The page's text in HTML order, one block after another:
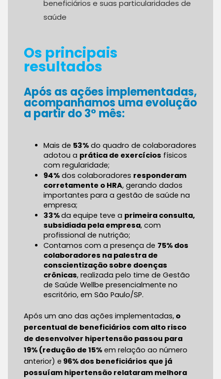
beneficiários e suas particularidades de
saúde
Os principais
resultados
Após as ações implementadas,
acompanhamos uma evolução
a partir do 3° mês:
Mais de 53% do quadro de colaboradores
adotou a prática de exercícios físicos
com regularidade;
94% dos colaboradores responderam
corretamente o HRA, gerando dados
importantes para a gestão de saúde na
empresa;
33% da equipe teve a primeira consulta,
subsidiada pela empresa, com
profissional de nutrição;
Contamos com a presença de 75% dos
colaboradores na palestra de
conscientização sobre doenças
crônicas, realizada pelo time de Gestão
de Saúde Wellbe presencialmente no
escritório, em São Paulo/SP.
Após um ano das ações implementadas, o
percentual de beneficiários com alto risco
de desenvolver hipertensão passou para
19% (redução de 15% em relação ao número
anterior) e 96% dos beneficiários que já
possuíam hipertensão relataram melhora